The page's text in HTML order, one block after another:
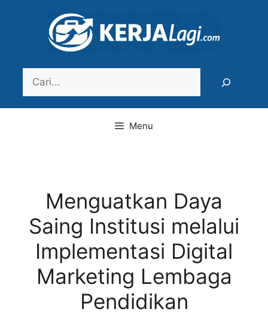
Menu
Menguatkan Daya
Saing Institusi melalui
Implementasi Digital
Marketing Lembaga
Pendidikan